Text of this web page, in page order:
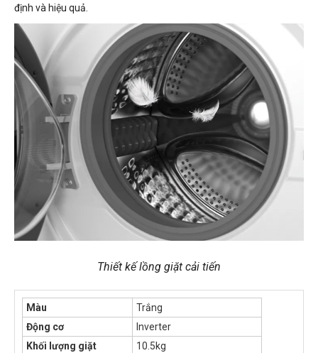
định và hiệu quả.
Thiết kế lồng giặt cải tiến
Màu
Trắng
Động cơ
Inverter
Khối lượng giặt
10.5kg